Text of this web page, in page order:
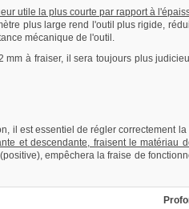
utile la plus courte par rapport à
plus large rend l'outil plus rigide,
mécanique de l'outil.
à fraiser, il sera toujours plus
il est essentiel de régler correctement
et descendante, fraisent le matériau
empêchera la fraise de